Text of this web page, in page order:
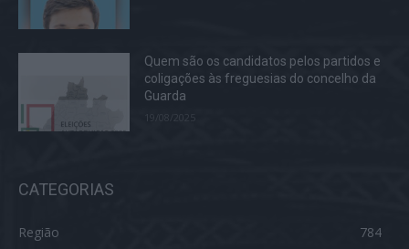
Quem são os candidatos pelos partidos e
coligações às freguesias do concelho da
Guarda
19/08/2025
CATEGORIAS
Região
784